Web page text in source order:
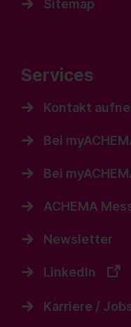
Sitemap
Services
Kontakt
Bei
Bei
ACHEMA
Newsletter
LinkedIn
Karriere /